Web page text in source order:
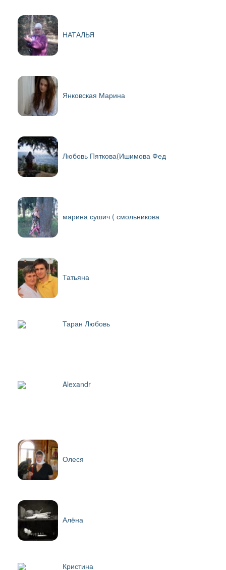
НАТАЛЬЯ
Янковская Марина
Любовь Пяткова(Ишимова Фед
марина сушич ( смольникова
Татьяна
Таран Любовь
Alexandr
Олеся
Алёна
Кристина